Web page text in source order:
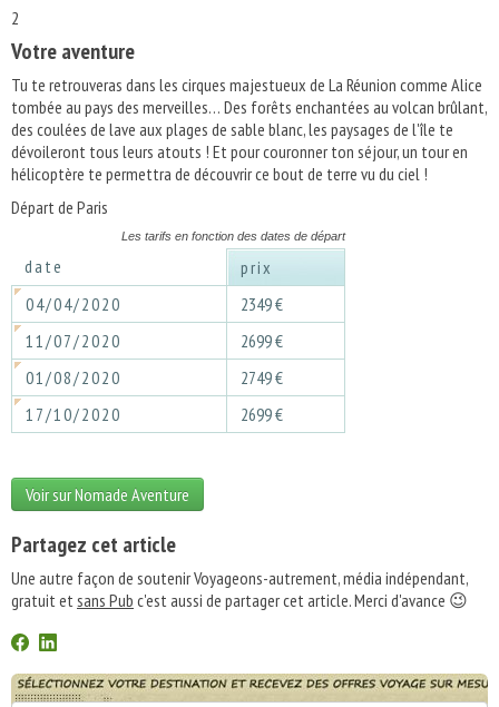
2
Votre aventure
Tu te retrouveras dans les cirques majestueux de La Réunion comme Alice
tombée au pays des merveilles… Des forêts enchantées au volcan brûlant,
des coulées de lave aux plages de sable blanc, les paysages de l'île te
dévoileront tous leurs atouts ! Et pour couronner ton séjour, un tour en
hélicoptère te permettra de découvrir ce bout de terre vu du ciel !
Départ de Paris
Les tarifs en fonction des dates de départ
date
prix
04/04/2020
2349 €
11/07/2020
2699 €
01/08/2020
2749 €
17/10/2020
2699 €
Voir sur Nomade Aventure
Partagez cet article
Une autre façon de soutenir Voyageons-autrement, média indépendant,
gratuit etsans Pub c'est aussi de partager cet article. Merci d'avance 😉